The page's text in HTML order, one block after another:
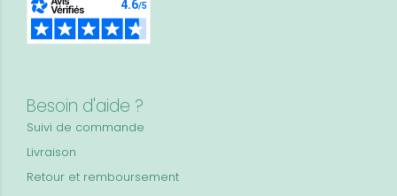
Besoin d'aide ?
Suivi de commande
Livraison
Retour et remboursement